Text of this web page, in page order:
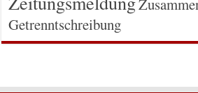
Getrenntschreibung